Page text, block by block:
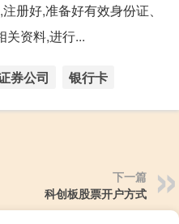
册好,准备好有效身份证、
关资料,进行...
券公司 银行卡
下一篇
科创板股票开户方式